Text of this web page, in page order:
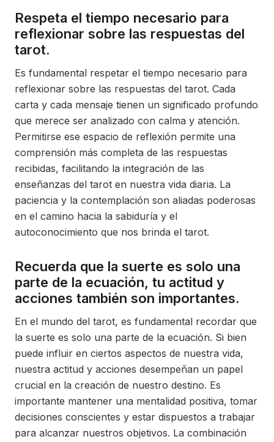
Respeta el tiempo necesario para
reflexionar sobre las respuestas del
tarot.
Es fundamental respetar el tiempo necesario para
reflexionar sobre las respuestas del tarot. Cada
carta y cada mensaje tienen un significado profundo
que merece ser analizado con calma y atención.
Permitirse ese espacio de reflexión permite una
comprensión más completa de las respuestas
recibidas, facilitando la integración de las
enseñanzas del tarot en nuestra vida diaria. La
paciencia y la contemplación son aliadas poderosas
en el camino hacia la sabiduría y el
autoconocimiento que nos brinda el tarot.
Recuerda que la suerte es solo una
parte de la ecuación, tu actitud y
acciones también son importantes.
En el mundo del tarot, es fundamental recordar que
la suerte es solo una parte de la ecuación. Si bien
puede influir en ciertos aspectos de nuestra vida,
nuestra actitud y acciones desempeñan un papel
crucial en la creación de nuestro destino. Es
importante mantener una mentalidad positiva, tomar
decisiones conscientes y estar dispuestos a trabajar
para alcanzar nuestros objetivos. La combinación